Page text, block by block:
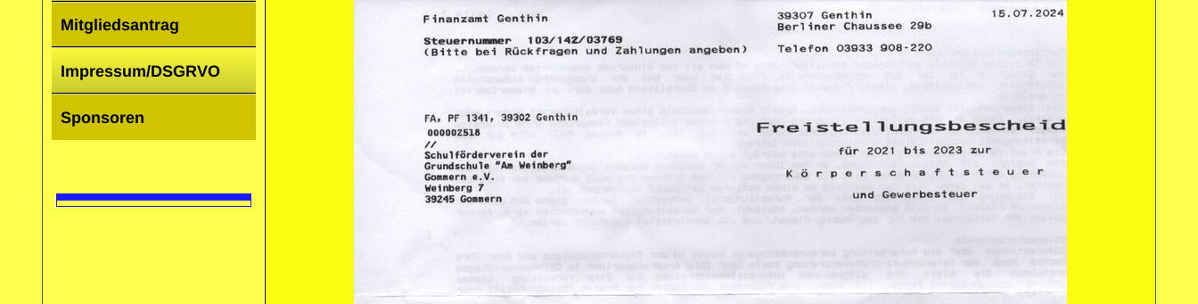
Mitgliedsantrag
Impressum/DSGRVO
Sponsoren